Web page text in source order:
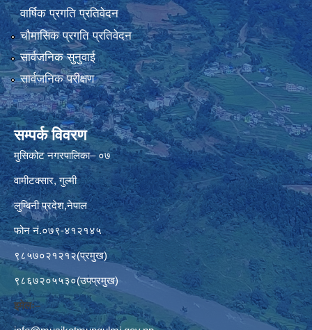
वार्षिक प्रगति प्रतिवेदन
चौमासिक प्रगति प्रतिवेदन
सार्वजनिक सुनुवाई
सार्वजनिक परीक्षण
सम्पर्क विवरण
मुसिकोट नगरपालिका– ०७
वामीटक्सार, गुल्मी
लुम्बिनी प्रदेश,नेपाल
फोन नं.०७९-४१२१४५
९८५७०२१२१२(प्रमुख)
९८६७२०५५३०(उपप्रमुख)
इमेलः–